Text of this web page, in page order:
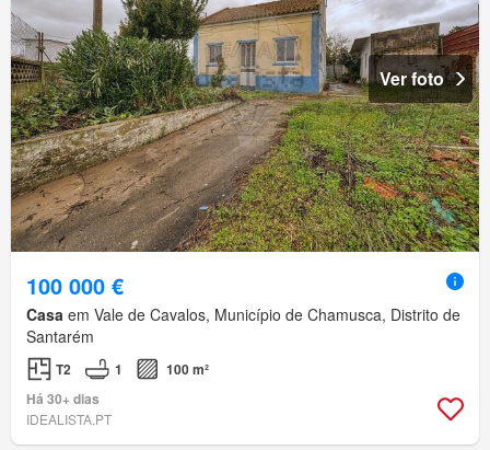
Ver foto
100 000 €
Casa em Vale de Cavalos, Município de Chamusca, Distrito de
Santarém
T2 1
100 m²
Há 30+ dias
IDEALISTA.PT